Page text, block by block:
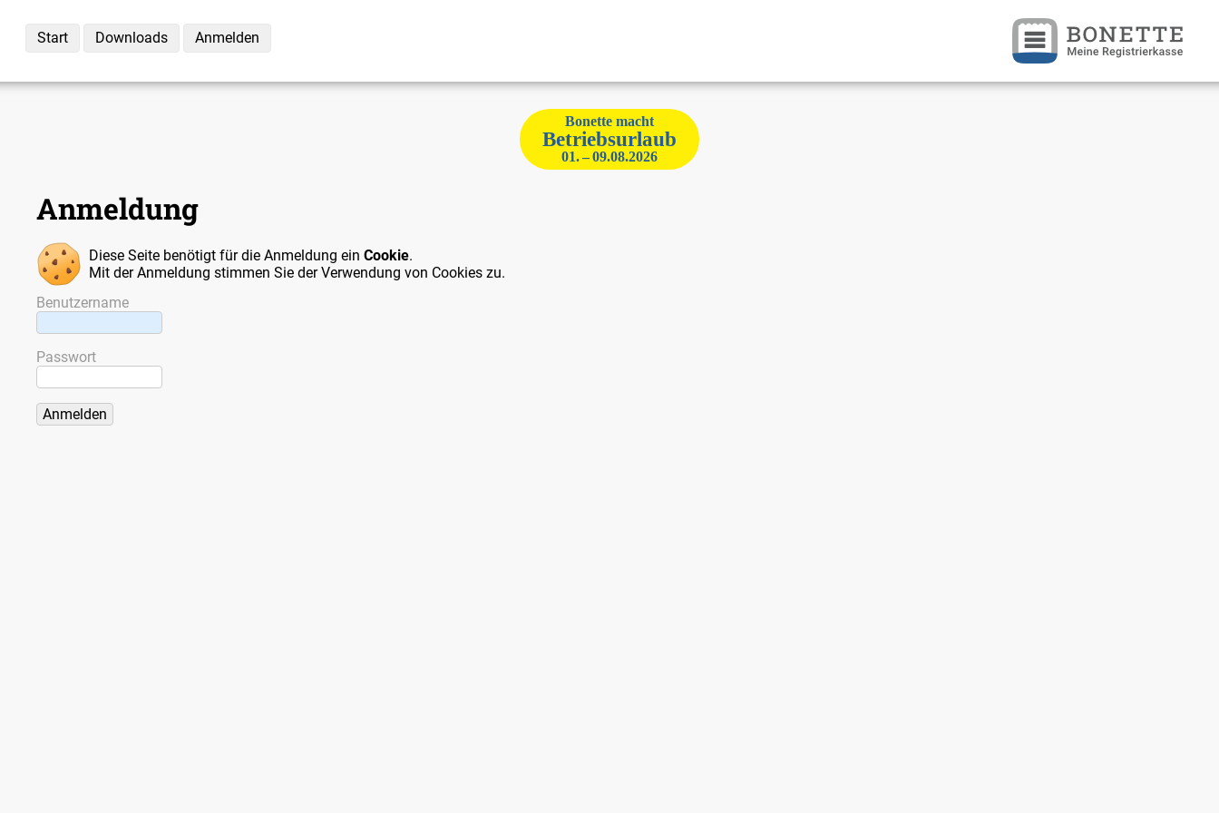
Start Downloads Anmelden
Bonette macht
Betriebsurlaub
01. – 09.08.2026
Anmeldung
Diese Seite benötigt für die Anmeldung ein Cookie.
Mit der Anmeldung stimmen Sie der Verwendung von Cookies zu.
Benutzername
Passwort